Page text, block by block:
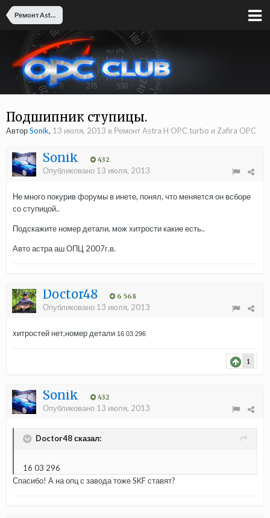
Ремонт Astra H OPC turbo и Zafira OPC
Подшипник ступицы.
АвторSonik, 13 июля, 2013 в Ремонт Astra H OPC turbo и Zafira OPC
Sonik 432
Опубликовано 13 июля, 2013
Не много покурив форумы в инете, понял, что меняется он всборе
со ступицой..
Подскажите номер детали, мож хитрости какие есть..
Авто астра аш ОПЦ 2007г.в.
Doctor48 6 568
Опубликовано 13 июля, 2013
хитростей нет,номер детали 16 03 296
1
Sonik 432
Опубликовано 13 июля, 2013
Doctor48 сказал:
16 03 296
Спасибо! А на опц с завода тоже SKF ставят?